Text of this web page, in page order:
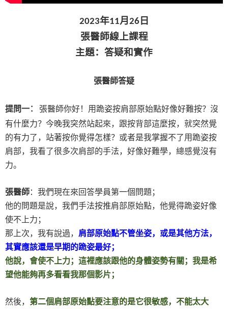
2023年11月26日
張醫師線上課程
主題：答疑和實作
張醫師答疑
提問一：
張醫師你好！用跪姿按肩部原始點好像好難按？沒
有什麼力？今晚我突然站起來，跟按背部這麼按，就突然覺
的有力了，站著按你覺得怎樣？或者是我掌握不了用跪姿按
肩部，我看了很多次肩部的手法，好像好難學，總感覺沒有
力。
張醫師：我們現在來回答學員第一個問題；
他的問題是說，我們手法按推肩部原始點，他覺得跪姿好像
使不上力；
那上次，我有說過， 肩部原始點不管坐姿，或是其他方法，
其實應該還是早期的跪姿最好；
他說，會使不上力；這裡應該跟他的身體姿勢有關；我是希
望他能夠再多看看我那個影片；
然後， 第二個肩部原始點要注意的是它很敏感，不能太大